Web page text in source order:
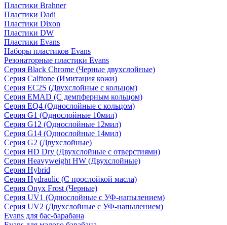
Пластики Brahner
Пластики Dadi
Пластики Dixon
Пластики DW
Пластики Evans
Наборы пластиков Evans
Резонаторные пластики Evans
Серия Black Chrome (Черные двухслойные)
Серия Calftone (Имитация кожи)
Серия EC2S (Двухслойные с кольцом)
Серия EMAD (С демпферным кольцом)
Серия EQ4 (Однослойные с кольцом)
Серия G1 (Однослойные 10мил)
Серия G12 (Однослойные 12мил)
Серия G14 (Однослойные 14мил)
Серия G2 (Двухслойные)
Серия HD Dry (Двухслойные с отверстиями)
Серия Heavyweight HW (Двухслойные)
Серия Hybrid
Серия Hydraulic (С прослойкой масла)
Серия Onyx Frost (Черные)
Серия UV1 (Однослойные с УФ-напылением)
Серия UV2 (Двухслойные с УФ-напылением)
Evans для бас-барабана